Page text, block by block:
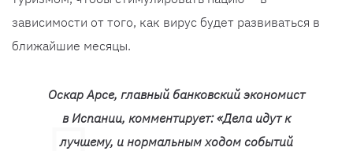
зависимости от того, как вирус будет развиваться в
ближайшие месяцы.
Оскар Арсе, главный банковский экономист
в Испании, комментирует: «Дела идут к
лучшему, и нормальным ходом событий